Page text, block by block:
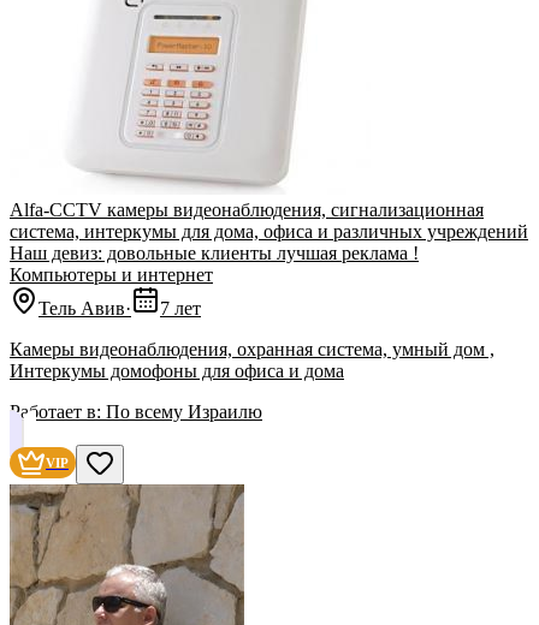
Alfa-CCTV камеры видеонаблюдения, сигнализационная
система, интеркумы для дома, офиса и различных учреждений
Наш девиз: довольные клиенты лучшая реклама !
Компьютеры и интернет
Тель Авив·
7 лет
Камеры видеонаблюдения, охранная система, умный дом ,
Интеркумы домофоны для офиса и дома
Работает в: По всему Израилю
VIP